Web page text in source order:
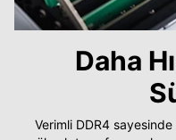
Daha
Verimli DDR4